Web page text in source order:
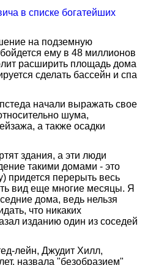
в списке богатейших
на подземную
ему в 48 миллионов
расширить площадь дома
сделать бассейн и спа
начали выражать свое
шума,
а также осадки
здания, а эти люди
такими домами - это
придется перерыть весь
вид еще многие месяцы. Я
дома, ведь нельзя
что никаких
изданию один из соседей
лейн, Джудит Хилл,
назвала "безобразием"